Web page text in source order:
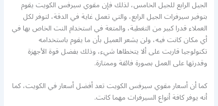
الجيل الرابع للجيل الخامس، لذلك فإن مقوي سيرفس الكويت يقوم
بتوفير سيرفرات الجيل الرابع، والتي تعمل غاية في الدقة، لتوفر لكل
العملاء قدرا كبير من التغطية، والمتعة في استخدام النت الخاص بها في
أي مكان كانت فيه، ولن يشعر العميل بأن ما يقوم باستخدامه
تكنولوجيا قاربت على ألا يتخطاها شيء، وذلك بفضل قوة الأجهزة
وقدرتها على العمل بصورة فائقة وممتازة.
كما أن أسعار مقوي سيرفس الكويت تعد أفضل أسعار في الكويت، كما
أنه يوفر كافة أنواع السيرفرات مهما كانت.